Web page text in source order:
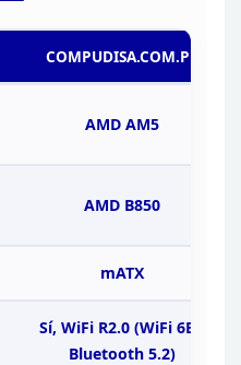
COMPUDISA.COM.PE
AMD AM5
AMD B850
mATX
Sí, WiFi R2.0 (WiFi 6E /
Bluetooth 5.2)